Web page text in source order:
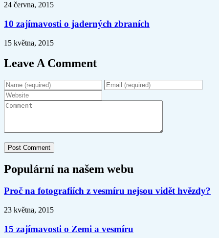
24 června, 2015
10 zajímavosti o jaderných zbraních
15 května, 2015
Leave A Comment
Populární na našem webu
Proč na fotografiích z vesmíru nejsou vidět hvězdy?
23 května, 2015
15 zajímavosti o Zemi a vesmíru